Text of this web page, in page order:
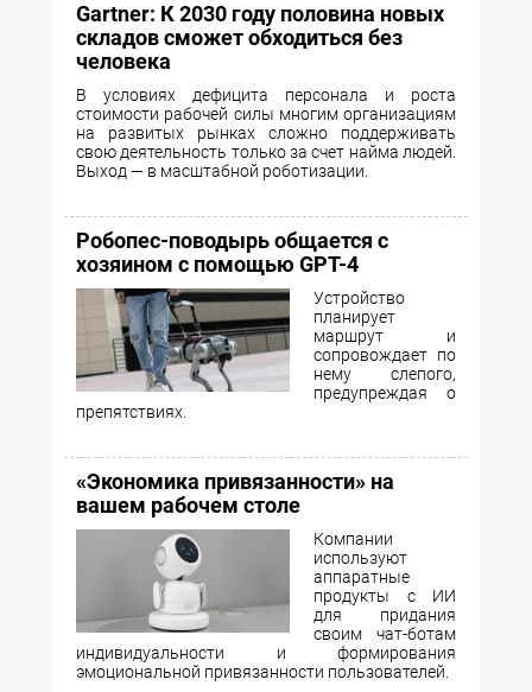
Gartner: К 2030 году половина новых
складов сможет обходиться без
человека
В условиях дефицита персонала и роста
стоимости рабочей силы многим организациям
на развитых рынках сложно поддерживать
свою деятельность только за счет найма людей.
Выход — в масштабной роботизации.
Робопес-поводырь общается с
хозяином с помощью GPT-4
Устройство
планирует
маршрут и
сопровождает по
нему слепого,
предупреждая о
препятствиях.
«Экономика привязанности» на
вашем рабочем столе
Компании
используют
аппаратные
продукты с ИИ
для придания
своим чат-ботам
индивидуальности и формирования
эмоциональной привязанности пользователей.